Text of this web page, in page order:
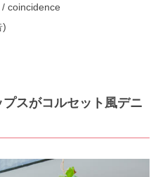
coincidence
)
スがコルセット風デニ